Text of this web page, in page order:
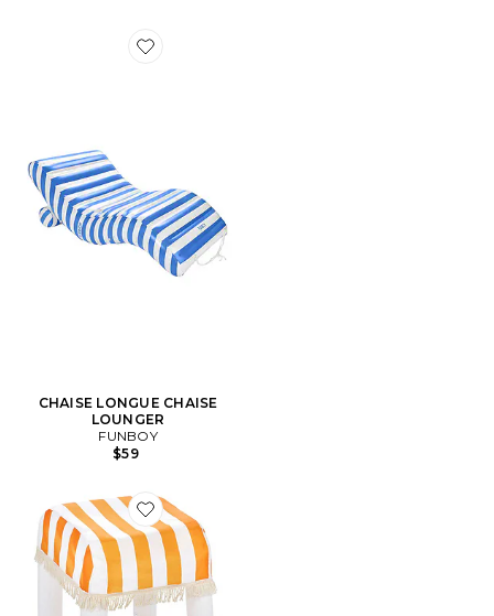
Favorite CHAISE LONGUE CHAISE LOUNGER
CHAISE LONGUE CHAISE
LOUNGER
FUNBOY
$59
Favorite Drink Station